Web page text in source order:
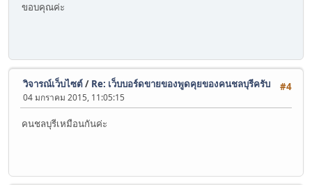
ขอบคุณค่ะ
#4
วิจารณ์เว็บไซต์/ Re: เว็บบอร์ดขายของพูดคุยของคนชลบุรีครับ
04 มกราคม 2015, 11:05:15
คนชลบุรีเหมือนกันค่ะ